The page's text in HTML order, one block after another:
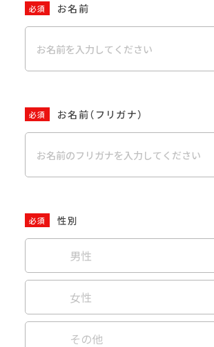
必須 お名前
必須 お名前（フリガナ）
必須 性別
男性
女性
その他